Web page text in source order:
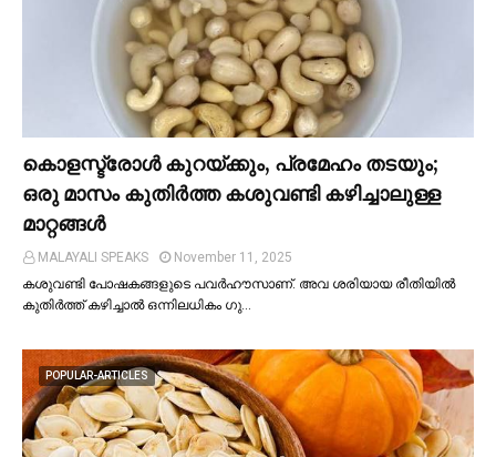
കൊളസ്ട്രോള്‍ കുറയ്ക്കും, പ്രമേഹം തടയും;
ഒരു മാസം കുതിര്‍ത്ത കശുവണ്ടി കഴിച്ചാലുള്ള
മാറ്റങ്ങള്‍
MALAYALI SPEAKS
November 11, 2025
കശുവണ്ടി പോഷകങ്ങളുടെ പവർഹൗസാണ്. അവ ശരിയായ രീതിയില്‍
കുതിർത്ത് കഴിച്ചാല്‍ ഒന്നിലധികം ഗു…
POPULAR-ARTICLES